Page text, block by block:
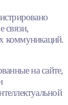
связи,
коммуникаций.
на сайте,